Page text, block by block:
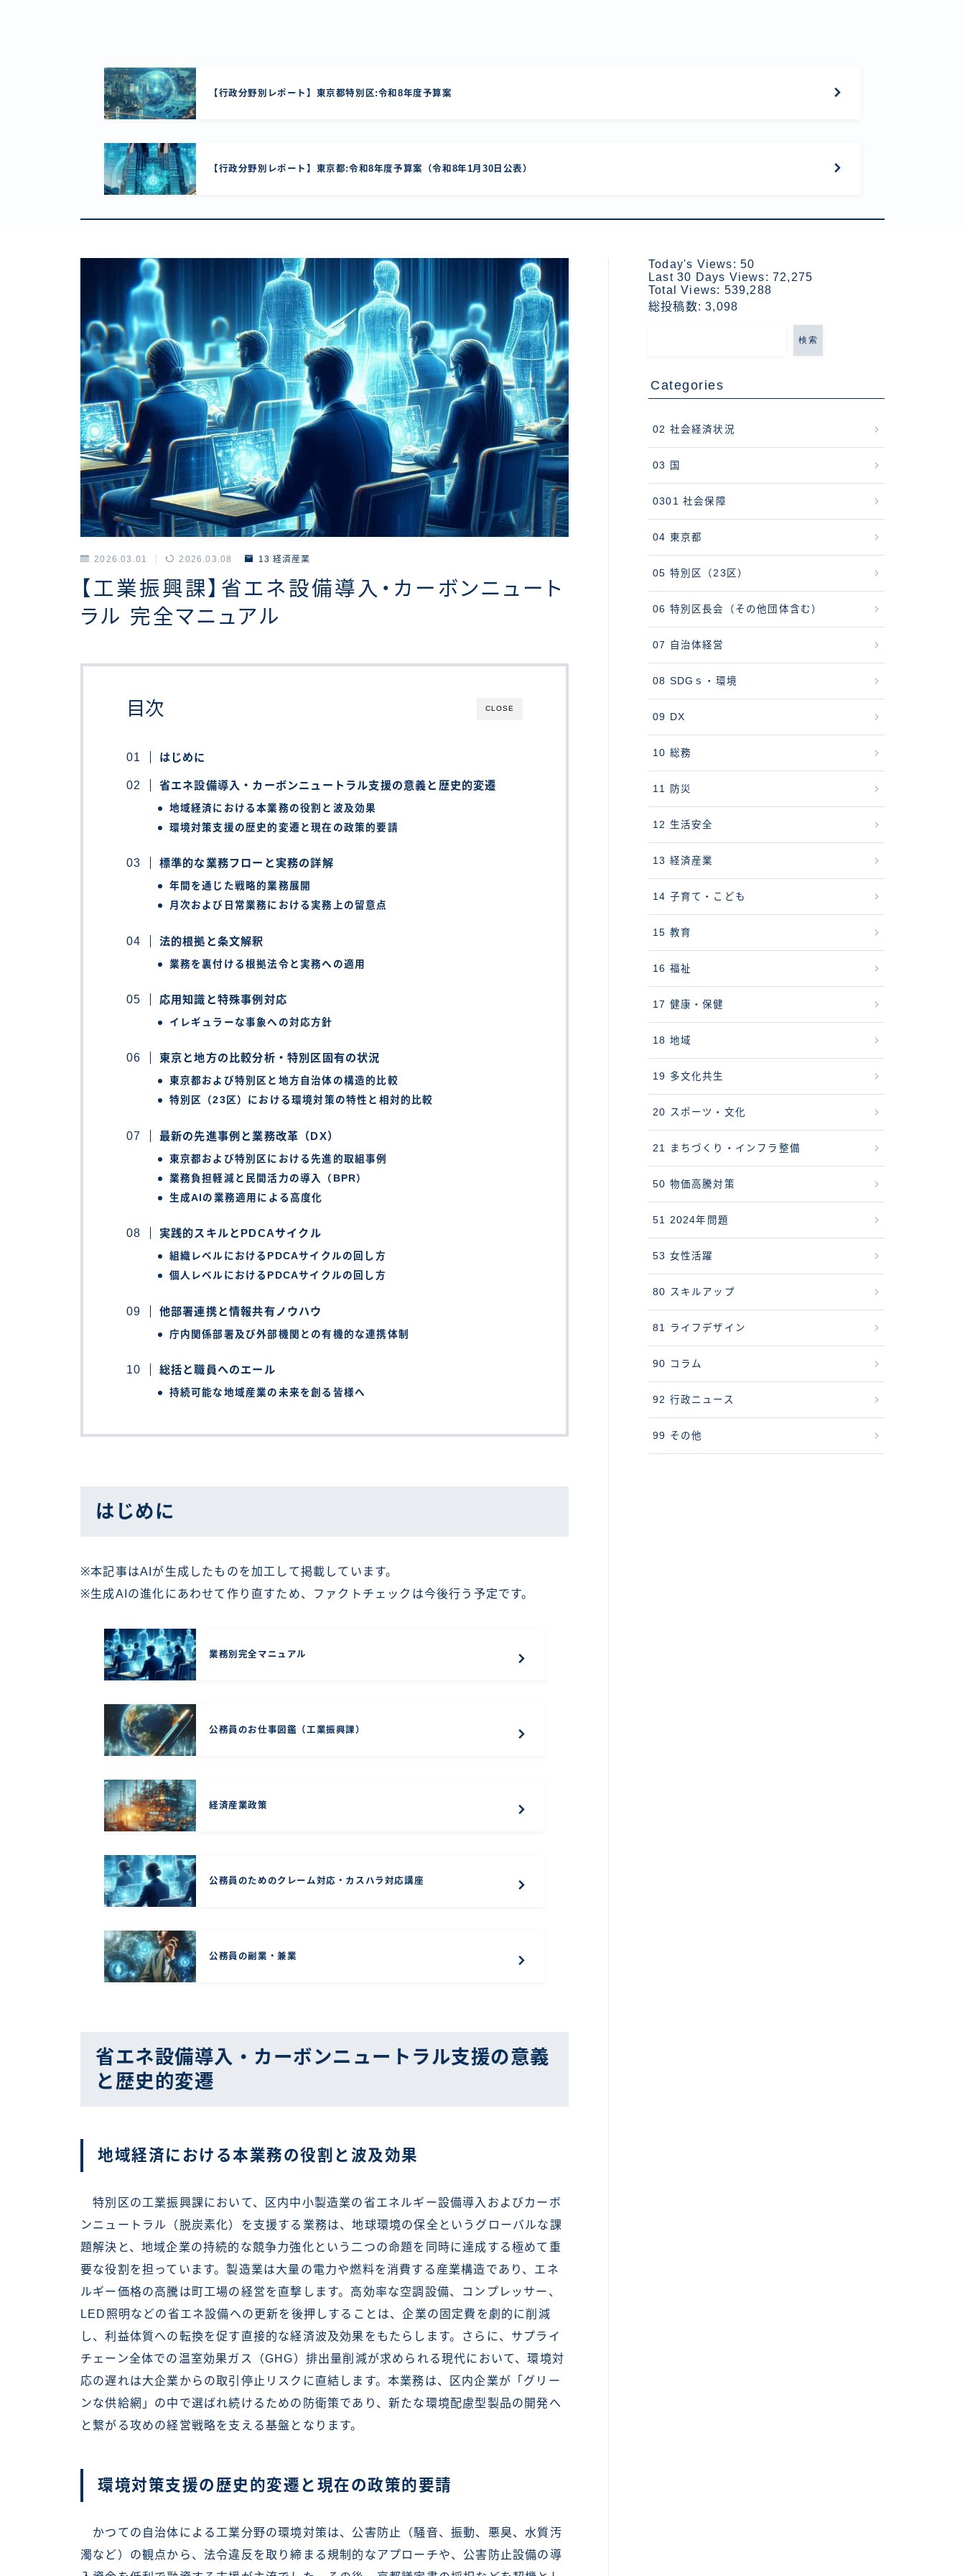
【行政分野別レポート】東京都特別区:令和8年度予算案
【行政分野別レポート】東京都:令和8年度予算案（令和8年1月30日公表）
2026.03.01 2026.03.08 13 経済産業
【工業振興課】省エネ設備導入・カーボンニュート
ラル 完全マニュアル
CLOSE
目次
はじめに
省エネ設備導入・カーボンニュートラル支援の意義と歴史的変遷
地域経済における本業務の役割と波及効果
環境対策支援の歴史的変遷と現在の政策的要請
標準的な業務フローと実務の詳解
年間を通じた戦略的業務展開
月次および日常業務における実務上の留意点
法的根拠と条文解釈
業務を裏付ける根拠法令と実務への適用
応用知識と特殊事例対応
イレギュラーな事象への対応方針
東京と地方の比較分析・特別区固有の状況
東京都および特別区と地方自治体の構造的比較
特別区（23区）における環境対策の特性と相対的比較
最新の先進事例と業務改革（DX）
東京都および特別区における先進的取組事例
業務負担軽減と民間活力の導入（BPR）
生成AIの業務適用による高度化
実践的スキルとPDCAサイクル
組織レベルにおけるPDCAサイクルの回し方
個人レベルにおけるPDCAサイクルの回し方
他部署連携と情報共有ノウハウ
庁内関係部署及び外部機関との有機的な連携体制
総括と職員へのエール
持続可能な地域産業の未来を創る皆様へ
はじめに
※本記事はAIが生成したものを加工して掲載しています。
※生成AIの進化にあわせて作り直すため、ファクトチェックは今後行う予定です。
業務別完全マニュアル
公務員のお仕事図鑑（工業振興課）
経済産業政策
公務員のためのクレーム対応・カスハラ対応講座
公務員の副業・兼業
省エネ設備導入・カーボンニュートラル支援の意義
と歴史的変遷
地域経済における本業務の役割と波及効果
特別区の工業振興課において、区内中小製造業の省エネルギー設備導入およびカーボ
ンニュートラル（脱炭素化）を支援する業務は、地球環境の保全というグローバルな課
題解決と、地域企業の持続的な競争力強化という二つの命題を同時に達成する極めて重
要な役割を担っています。製造業は大量の電力や燃料を消費する産業構造であり、エネ
ルギー価格の高騰は町工場の経営を直撃します。高効率な空調設備、コンプレッサー、
LED照明などの省エネ設備への更新を後押しすることは、企業の固定費を劇的に削減
し、利益体質への転換を促す直接的な経済波及効果をもたらします。さらに、サプライ
チェーン全体での温室効果ガス（GHG）排出量削減が求められる現代において、環境対
応の遅れは大企業からの取引停止リスクに直結します。本業務は、区内企業が「グリー
ンな供給網」の中で選ばれ続けるための防衛策であり、新たな環境配慮型製品の開発へ
と繋がる攻めの経営戦略を支える基盤となります。
環境対策支援の歴史的変遷と現在の政策的要請
かつての自治体による工業分野の環境対策は、公害防止（騒音、振動、悪臭、水質汚
濁など）の観点から、法令違反を取り締まる規制的なアプローチや、公害防止設備の導
Today's Views: 50
Last 30 Days Views: 72,275
Total Views: 539,288
総投稿数:3,098
検索
Categories
02 社会経済状況
03 国
0301 社会保障
04 東京都
05 特別区（23区）
06 特別区長会（その他団体含む）
07 自治体経営
08 SDGｓ・環境
09 DX
10 総務
11 防災
12 生活安全
13 経済産業
14 子育て・こども
15 教育
16 福祉
17 健康・保健
18 地域
19 多文化共生
20 スポーツ・文化
21 まちづくり・インフラ整備
50 物価高騰対策
51 2024年問題
53 女性活躍
80 スキルアップ
81 ライフデザイン
90 コラム
92 行政ニュース
99 その他